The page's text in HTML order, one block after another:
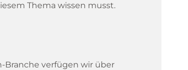
Thema wissen musst.
Branche verfügen wir über